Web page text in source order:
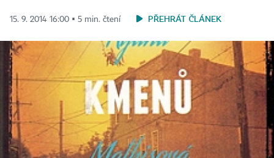
15. 9. 2014 16:00 ▪ 5 min. čtení PŘEHRÁT ČLÁNEK